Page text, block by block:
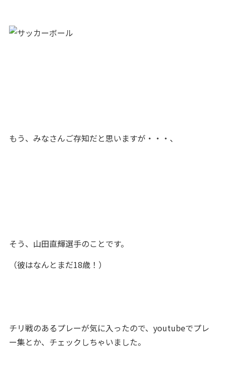
もう、みなさんご存知だと思いますが・・・、
そう、山田直輝選手のことです。
（彼はなんとまだ18歳！）
チリ戦のあるプレーが気に入ったので、youtubeでプレ
ー集とか、チェックしちゃいました。